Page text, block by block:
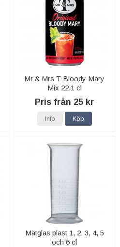
Mr & Mrs T Bloody Mary
Mix 22,1 cl
Pris från 25 kr
Info Köp
Mätglas plast 1, 2, 3, 4, 5
och 6 cl